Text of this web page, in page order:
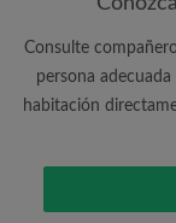
cuenta vía e-mail
Consulte
persona
habitación